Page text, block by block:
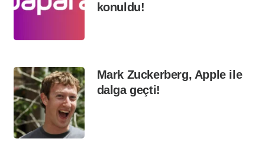
konuldu!
Mark Zuckerberg, Apple ile
dalga geçti!